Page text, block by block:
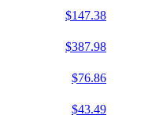
$147.38
$387.98
$76.86
$43.49